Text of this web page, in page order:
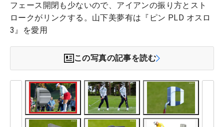
フェース開閉も少ないので、アイアンの振り方とスト
ロークがリンクする。山下美夢有は『ピン PLD オスロ
3』を愛用
この写真の記事を読む